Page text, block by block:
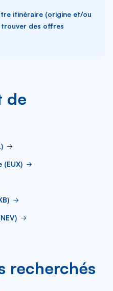
itinéraire (origine et/ou
des offres
de
(EUX)
recherchés